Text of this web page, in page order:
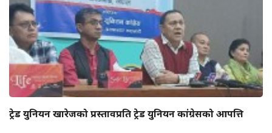
ट्रेड युनियन खारेजको प्रस्तावप्रति ट्रेड युनियन कांग्रेसको आपत्ति